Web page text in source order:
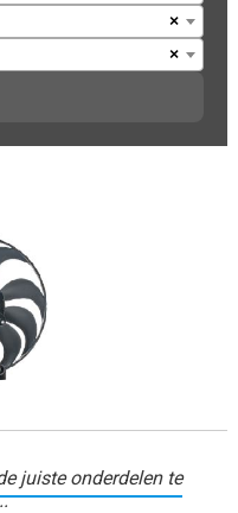
×
×
juiste onderdelen te